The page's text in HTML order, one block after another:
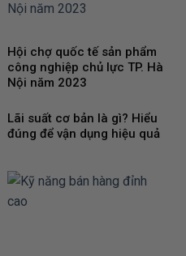
Hội chợ quốc tế sản phẩm
công nghiệp chủ lực TP. Hà
Nội năm 2023
Lãi suất cơ bản là gì? Hiểu
đúng để vận dụng hiệu quả